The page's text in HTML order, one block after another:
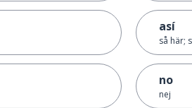
así
så här;
no
nej